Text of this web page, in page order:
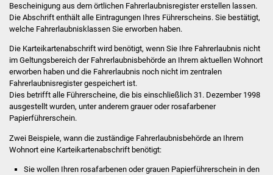
Stellenangebote
Veröffentlichungen
Ortsrecht
Wahlen
Bescheinigung aus dem örtlichen Fahrerlaubnisregistererstellen lassen.
Die Abschrift enthält alle Eintragungen Ihres Führerscheins. Sie bestätigt,
welche Fahrerlaubnisklassen Sie erworben haben.
Die Karteikartenabschrift wird benötigt, wenn Sie Ihre Fahrerlaubnis nicht
im Geltungsbereich der Fahrerlaubnisbehörde an Ihrem aktuellen Wohnort
erworben haben und die Fahrerlaubnis noch nicht im zentralen
Fahrerlaubnisregister gespeichert ist.
Dies betrifft alle Führerscheine, die bis einschließlich 31. Dezember 1998
ausgestellt wurden, unter anderem grauer oder rosafarbener
Papierführerschein.
Zwei Beispiele, wann die zuständige Fahrerlaubnisbehörde an Ihrem
Wohnort eine Karteikartenabschrift benötigt:
Sie wollen Ihren rosafarbenen oder grauen Papierführerschein in den